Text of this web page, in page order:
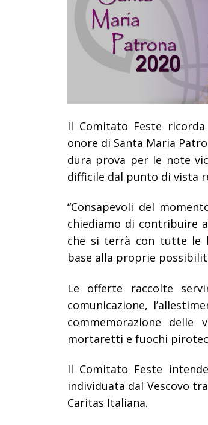
Il Comitato Feste
onore di Santa Maria
dura prova per le note
difficile dal punto di vista
“Consapevoli del
chiediamo di contribuire
che si terrà con tutte le
base alla proprie
Le offerte raccolte
comunicazione,
commemorazione
mortaretti e fuochi
Il Comitato Feste
individuata dal Vescovo
Caritas Italiana.